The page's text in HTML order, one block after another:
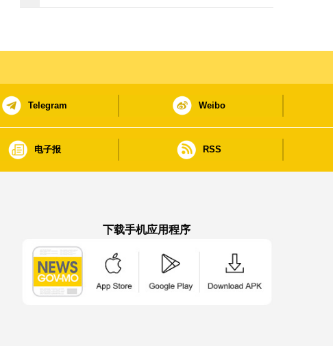
施
Telegram Weibo
电子报 RSS
下载手机应用程序